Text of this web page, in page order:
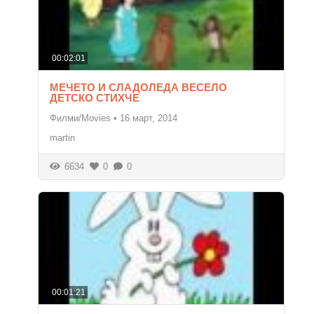
00:02:01
МЕЧЕТО И СЛАДОЛЕДА ВЕСЕЛО
ДЕТСКО СТИХЧЕ
Филми/Movies • 16 март, 2014
martin
6634 0 0
00:01:21